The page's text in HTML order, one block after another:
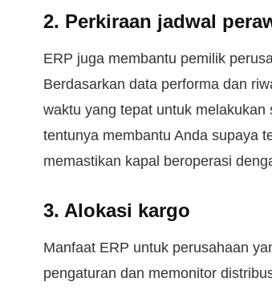
2. Perkiraan jadwal
ERP juga membantu pemilik
Berdasarkan data performa dan
waktu yang tepat untuk
tentunya membantu Anda supaya
memastikan kapal beroperasi
3. Alokasi kargo
Manfaat ERP untuk perusahaan
pengaturan dan memonitor